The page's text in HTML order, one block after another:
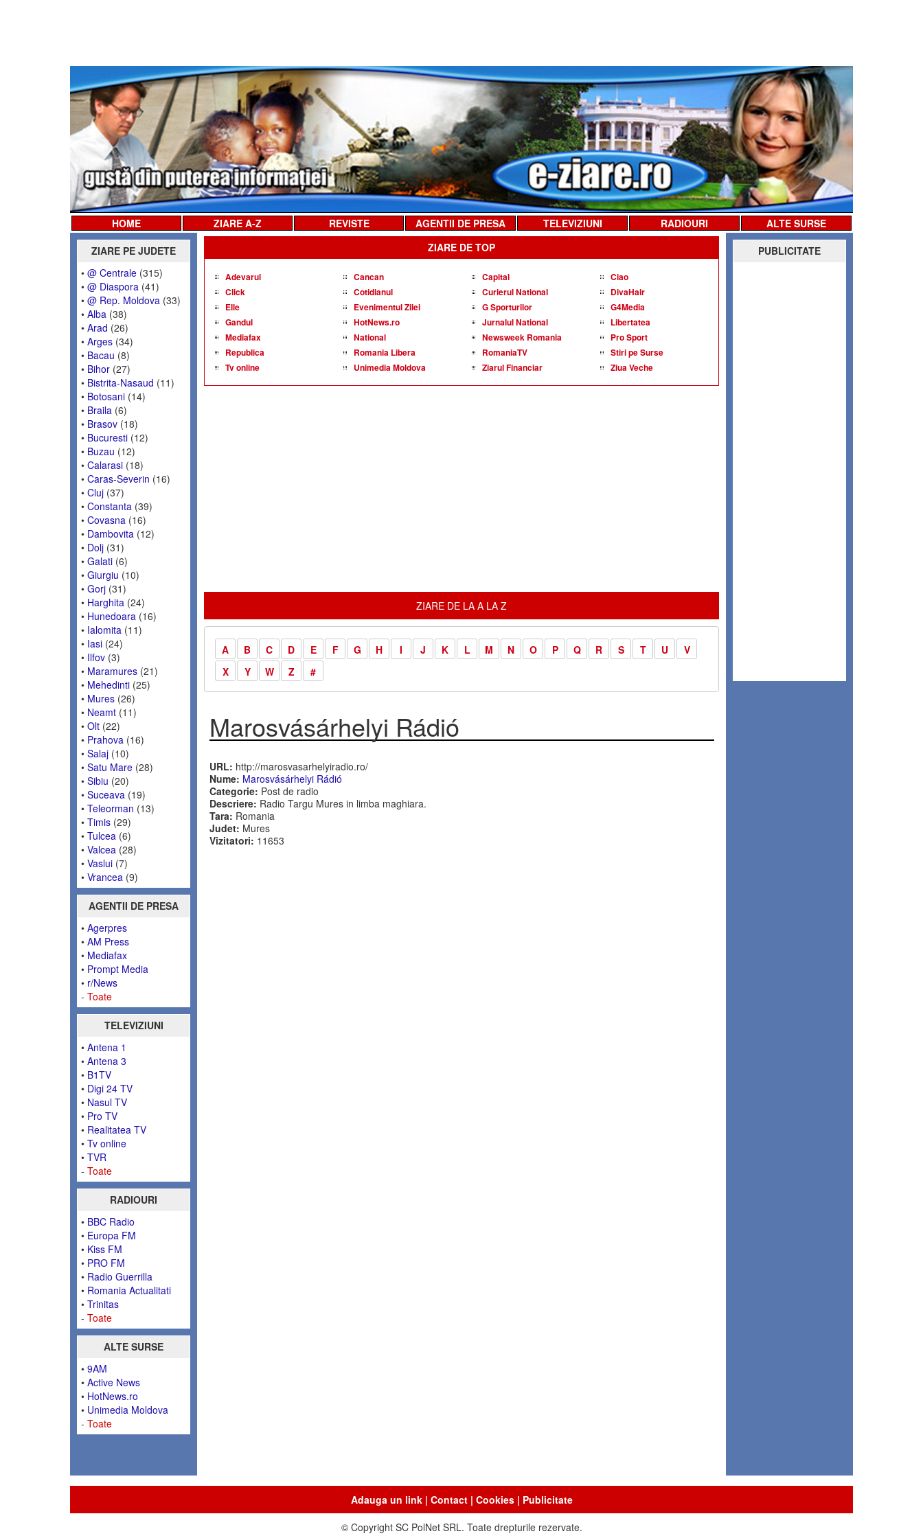
HOME ZIARE A-Z REVISTE AGENTII DE PRESA TELEVIZIUNI RADIOURI
ALTE SURSE
ZIARE PE JUDETE
• @ Centrale (315)
• @ Diaspora (41)
• @ Rep. Moldova (33)
• Alba (38)
• Arad (26)
• Arges (34)
• Bacau (8)
• Bihor (27)
• Bistrita-Nasaud (11)
• Botosani (14)
• Braila (6)
• Brasov (18)
• Bucuresti (12)
• Buzau (12)
• Calarasi (18)
• Caras-Severin (16)
• Cluj (37)
• Constanta (39)
• Covasna (16)
• Dambovita (12)
• Dolj (31)
• Galati (6)
• Giurgiu (10)
• Gorj (31)
• Harghita (24)
• Hunedoara (16)
• Ialomita (11)
• Iasi (24)
• Ilfov (3)
• Maramures (21)
• Mehedinti (25)
• Mures (26)
• Neamt (11)
• Olt (22)
• Prahova (16)
• Salaj (10)
• Satu Mare (28)
• Sibiu (20)
• Suceava (19)
• Teleorman (13)
• Timis (29)
• Tulcea (6)
• Valcea (28)
• Vaslui (7)
• Vrancea (9)
AGENTII DE PRESA
• Agerpres
• AM Press
• Mediafax
• Prompt Media
• r/News
- Toate
TELEVIZIUNI
• Antena 1
• Antena 3
• B1TV
• Digi 24 TV
• Nasul TV
• Pro TV
• Realitatea TV
• Tv online
• TVR
- Toate
RADIOURI
• BBC Radio
• Europa FM
• Kiss FM
• PRO FM
• Radio Guerrilla
• Romania Actualitati
• Trinitas
- Toate
ALTE SURSE
• 9AM
• Active News
• HotNews.ro
• Unimedia Moldova
- Toate
ZIARE DE TOP
Adevarul Cancan Capital
Ciao
Click
Cotidianul Curierul National
DivaHair
Elle
Evenimentul Zilei G Sporturilor
G4Media
Gandul
HotNews.ro Jurnalul National
Libertatea
Mediafax
National Newsweek Romania
Pro Sport
Republica
Romania Libera RomaniaTV
Stiri pe Surse
Tv online
Unimedia Moldova Ziarul Financiar Ziua Veche
ZIARE DE LA A LA Z
A B C D E F G H I J K L M N O P Q R S T U
V
X
Y W Z #
Marosvásárhelyi Rádió
URL: http://marosvasarhelyiradio.ro/
Nume: Marosvásárhelyi Rádió
Categorie: Post de radio
Descriere: Radio Targu Mures in limba maghiara.
Tara: Romania
Judet: Mures
Vizitatori: 11653
PUBLICITATE
Adauga un link| Contact| Cookies| Publicitate
© Copyright SC PolNet SRL. Toate drepturile rezervate.